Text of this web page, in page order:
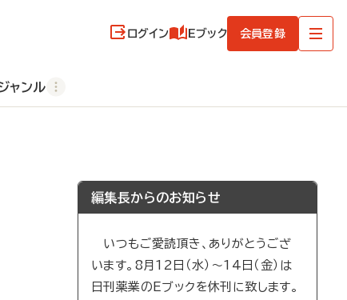
ログイン Eブック 会員登録
ャンル
編集長からのお知らせ
いつもご愛読頂き、ありがとうござ
います。8月12日（水）～14日（金）は
日刊薬業のEブックを休刊に致します。